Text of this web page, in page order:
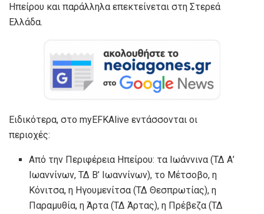
Ηπείρου και παράλληλα επεκτείνεται στη Στερεά
Ελλάδα.
Ειδικότερα, στο myEFKAlive εντάσσονται οι
περιοχές:
Από την Περιφέρεια Ηπείρου: τα Ιωάννινα (ΤΔ Α’
Ιωαννίνων, ΤΔ Β’ Ιωαννίνων), το Μέτσοβο, η
Κόνιτσα, η Ηγουμενίτσα (ΤΔ Θεσπρωτίας), η
Παραμυθία, η Άρτα (ΤΔ Άρτας), η Πρέβεζα (ΤΔ